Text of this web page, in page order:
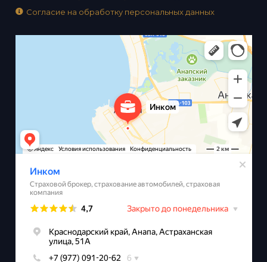
Согласие на обработку персональных данных